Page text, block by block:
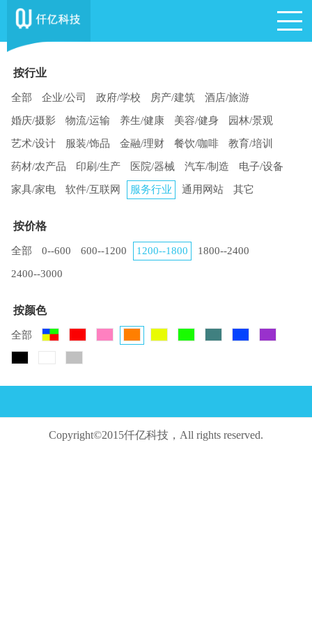
按行业
全部 企业/公司 政府/学校 房产/建筑 酒店/旅游
婚庆/摄影 物流/运输 养生/健康 美容/健身 园林/景观
艺术/设计 服装/饰品 金融/理财 餐饮/咖啡 教育/培训
药材/农产品 印刷/生产 医院/器械 汽车/制造 电子/设备
家具/家电 软件/互联网 服务行业 通用网站 其它
按价格
全部 0--600 600--1200 1200--1800 1800--2400
2400--3000
按颜色
全部
Copyright©2015仟亿科技，All rights reserved.